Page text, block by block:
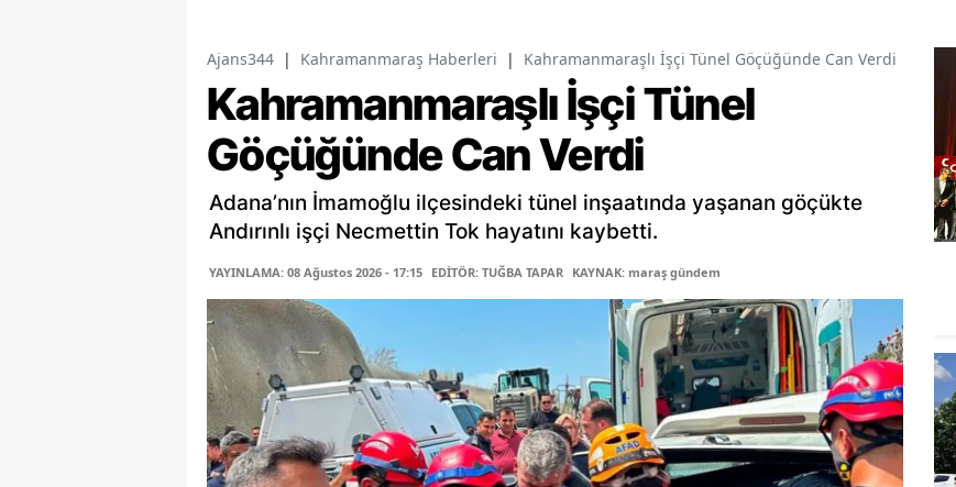
Ajans344 | Kahramanmaraş Haberleri | Kahramanmaraşlı İşçi Tünel Göçüğünde Can Verdi
Kahramanmaraşlı İşçi Tünel
Göçüğünde Can Verdi
Adana’nın İmamoğlu ilçesindeki tünel inşaatında yaşanan göçükte
Andırınlı işçi Necmettin Tok hayatını kaybetti.
YAYINLAMA: 08 Ağustos 2026 - 17:15 EDİTÖR: TUĞBA TAPAR KAYNAK: maraş gündem